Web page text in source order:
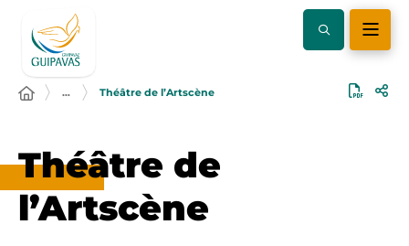
… Théâtre de l’Artscène
Théâtre de
l’Artscène